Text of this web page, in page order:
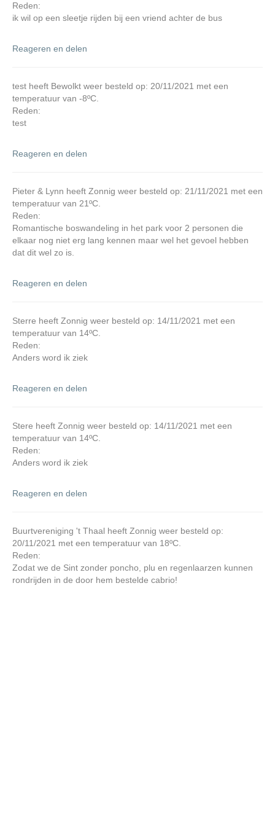
Reden:
ik wil op een sleetje rijden bij een vriend achter de bus
Reageren en delen
test heeft Bewolkt weer besteld op: 20/11/2021 met een
temperatuur van -8ºC.
Reden:
test
Reageren en delen
Pieter & Lynn heeft Zonnig weer besteld op: 21/11/2021 met een
temperatuur van 21ºC.
Reden:
Romantische boswandeling in het park voor 2 personen die
elkaar nog niet erg lang kennen maar wel het gevoel hebben
dat dit wel zo is.
Reageren en delen
Sterre heeft Zonnig weer besteld op: 14/11/2021 met een
temperatuur van 14ºC.
Reden:
Anders word ik ziek
Reageren en delen
Stere heeft Zonnig weer besteld op: 14/11/2021 met een
temperatuur van 14ºC.
Reden:
Anders word ik ziek
Reageren en delen
Buurtvereniging 't Thaal heeft Zonnig weer besteld op:
20/11/2021 met een temperatuur van 18ºC.
Reden:
Zodat we de Sint zonder poncho, plu en regenlaarzen kunnen
rondrijden in de door hem bestelde cabrio!